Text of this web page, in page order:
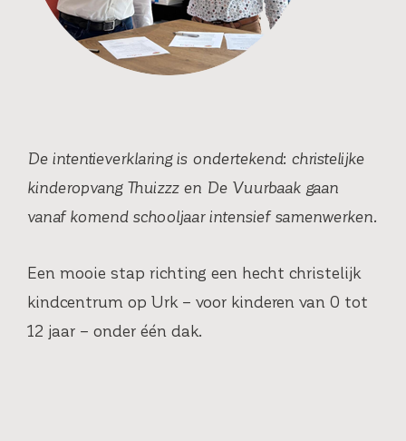
De intentieverklaring is ondertekend: christelijke
kinderopvang Thuizzz en De Vuurbaak gaan
vanaf komend schooljaar intensief samenwerken.
Een mooie stap richting een hecht christelijk
kindcentrum op Urk – voor kinderen van 0 tot
12 jaar – onder één dak.